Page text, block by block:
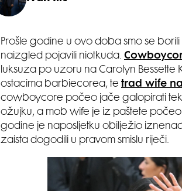
Prošle godine u ovo doba smo se
naizgled pojavili niotkuda.
luksuza po uzoru na Carolyn Bessette
ostacima barbiecorea, te trad wife
cowboycore počeo jače galopirati
ožujku, a mob wife je iz paštete počeo
godine je naposljetku obilježio
zaista dogodili u pravom smislu riječi.